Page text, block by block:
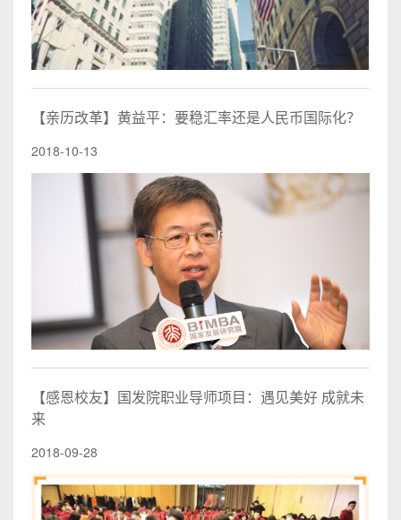
【亲历改革】黄益平：要稳汇率还是人民币国际化？
2018-10-13
【感恩校友】国发院职业导师项目：遇见美好 成就未
来
2018-09-28